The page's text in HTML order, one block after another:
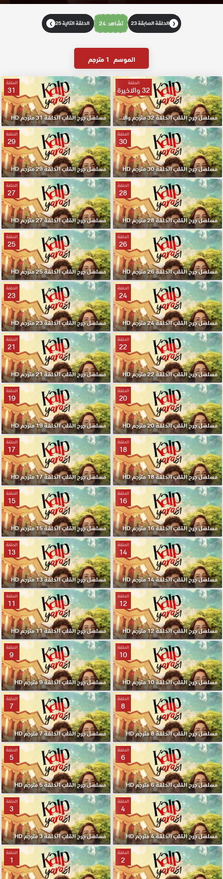
❮ الحلقة السابقة 23 تشاهد 24 الحلقة التالية 25 ❯
الموسم 1 مترجم
الحلقة
32 والاخيرة
مسلسل جرح القلب الحلقة 32 مترجم والاخيرة
الحلقة
31
مسلسل جرح القلب الحلقة 31 مترجم HD
الحلقة
30
مسلسل جرح القلب الحلقة 30 مترجم HD
الحلقة
29
مسلسل جرح القلب الحلقة 29 مترجم HD
الحلقة
28
مسلسل جرح القلب الحلقة 28 مترجم HD
الحلقة
27
مسلسل جرح القلب الحلقة 27 مترجم HD
الحلقة
26
مسلسل جرح القلب الحلقة 26 مترجم HD
الحلقة
25
مسلسل جرح القلب الحلقة 25 مترجم HD
الحلقة
24
مسلسل جرح القلب الحلقة 24 مترجم HD
الحلقة
23
مسلسل جرح القلب الحلقة 23 مترجم HD
الحلقة
22
مسلسل جرح القلب الحلقة 22 مترجم HD
الحلقة
21
مسلسل جرح القلب الحلقة 21 مترجم HD
الحلقة
20
مسلسل جرح القلب الحلقة 20 مترجم HD
الحلقة
19
مسلسل جرح القلب الحلقة 19 مترجم HD
الحلقة
18
مسلسل جرح القلب الحلقة 18 مترجم HD
الحلقة
17
مسلسل جرح القلب الحلقة 17 مترجم HD
الحلقة
16
مسلسل جرح القلب الحلقة 16 مترجم HD
الحلقة
15
مسلسل جرح القلب الحلقة 15 مترجم HD
الحلقة
14
مسلسل جرح القلب الحلقة 14 مترجم HD
الحلقة
13
مسلسل جرح القلب الحلقة 13 مترجم HD
الحلقة
12
مسلسل جرح القلب الحلقة 12 مترجم HD
الحلقة
11
مسلسل جرح القلب الحلقة 11 مترجم HD
الحلقة
10
مسلسل جرح القلب الحلقة 10 مترجم HD
الحلقة
9
مسلسل جرح القلب الحلقة 9 مترجم HD
الحلقة
8
مسلسل جرح القلب الحلقة 8 مترجم HD
الحلقة
7
مسلسل جرح القلب الحلقة 7 مترجم HD
الحلقة
6
مسلسل جرح القلب الحلقة 6 مترجم HD
الحلقة
5
مسلسل جرح القلب الحلقة 5 مترجم HD
الحلقة
4
مسلسل جرح القلب الحلقة 4 مترجم HD
الحلقة
3
مسلسل جرح القلب الحلقة 3 مترجم HD
الحلقة
2
الحلقة
1